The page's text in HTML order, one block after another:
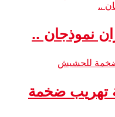
نموذجان ..
تهريب ضخمة